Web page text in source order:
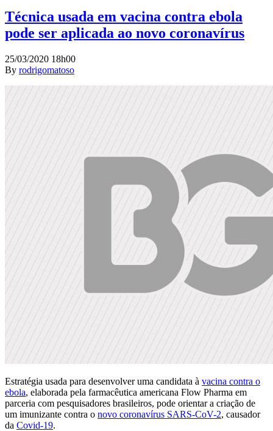
Técnica usada em vacina contra ebola
pode ser aplicada ao novo coronavírus
25/03/2020 18h00
By rodrigomatoso
Estratégia usada para desenvolver uma candidata à vacina contra o
ebola, elaborada pela farmacêutica americana Flow Pharma em
parceria com pesquisadores brasileiros, pode orientar a criação de
um imunizante contra o novo coronavírus SARS-CoV-2, causador
da Covid-19.